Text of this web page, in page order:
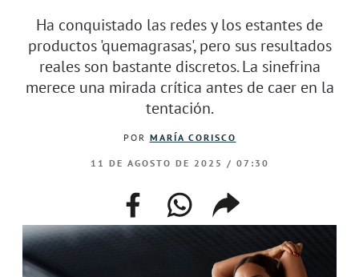
Ha conquistado las redes y los estantes de
productos 'quemagrasas', pero sus resultados
reales son bastante discretos. La sinefrina
merece una mirada crítica antes de caer en la
tentación.
POR MARÍA CORISCO
11 DE AGOSTO DE 2025 / 07:30
facebookwhatsappcompartir
enlace